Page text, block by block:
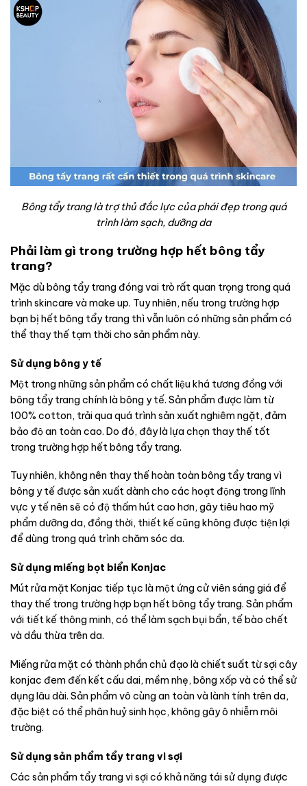
Bông tẩy trang là trợ thủ đắc lực của phái đẹp trong quá
trình làm sạch, dưỡng da
Phải làm gì trong trường hợp hết bông tẩy
trang?
Mặc dù bông tẩy trang đóng vai trò rất quan trọng trong quá
trình skincare và make up. Tuy nhiên, nếu trong trường hợp
bạn bị hết bông tẩy trang thì vẫn luôn có những sản phẩm có
thể thay thế tạm thời cho sản phẩm này.
Sử dụng bông y tế
Một trong những sản phẩm có chất liệu khá tương đồng với
bông tẩy trang chính là bông y tế. Sản phẩm được làm từ
100% cotton, trải qua quá trình sản xuất nghiêm ngặt, đảm
bảo độ an toàn cao. Do đó, đây là lựa chọn thay thế tốt
trong trường hợp hết bông tẩy trang.
Tuy nhiên, không nên thay thế hoàn toàn bông tẩy trang vì
bông y tế được sản xuất dành cho các hoạt động trong lĩnh
vực y tế nên sẽ có độ thấm hút cao hơn, gây tiêu hao mỹ
phẩm dưỡng da, đồng thời, thiết kế cũng không được tiện lợi
để dùng trong quá trình chăm sóc da.
Sử dụng miếng bọt biển Konjac
Mút rửa mặt Konjac tiếp tục là một ứng cử viên sáng giá để
thay thế trong trường hợp bạn hết bông tẩy trang. Sản phẩm
với tiết kế thông minh, có thể làm sạch bụi bẩn, tế bào chết
và dầu thừa trên da.
Miếng rửa mặt có thành phần chủ đạo là chiết suất từ sợi cây
konjac đem đến kết cấu dai, mềm nhẹ, bông xốp và có thể sử
dụng lâu dài. Sản phẩm vô cùng an toàn và lành tính trên da,
đặc biệt có thể phân huỷ sinh học, không gây ô nhiễm môi
trường.
Sử dụng sản phẩm tẩy trang vi sợi
Các sản phẩm tẩy trang vi sợi có khả năng tái sử dụng được